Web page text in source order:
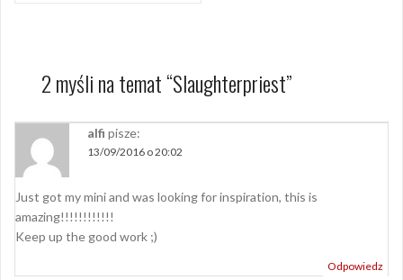
2 myśli na temat “Slaughterpriest”
alfi pisze:
13/09/2016 o 20:02
Just got my mini and was looking for inspiration, this is
amazing!!!!!!!!!!!!
Keep up the good work ;)
Odpowiedz